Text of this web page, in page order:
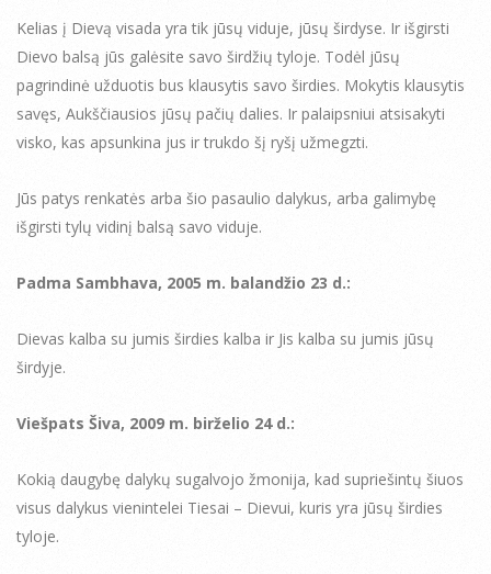
Kelias į Dievą visada yra tik jūsų viduje, jūsų širdyse. Ir išgirsti
Dievo balsą jūs galėsite savo širdžių tyloje. Todėl jūsų
pagrindinė užduotis bus klausytis savo širdies. Mokytis klausytis
savęs, Aukščiausios jūsų pačių dalies. Ir palaipsniui atsisakyti
visko, kas apsunkina jus ir trukdo šį ryšį užmegzti.
Jūs patys renkatės arba šio pasaulio dalykus, arba galimybę
išgirsti tylų vidinį balsą savo viduje.
Padma Sambhava, 2005 m. balandžio 23 d.:
Dievas kalba su jumis širdies kalba ir Jis kalba su jumis jūsų
širdyje.
Viešpats Šiva, 2009 m. birželio 24 d.:
Kokią daugybę dalykų sugalvojo žmonija, kad supriešintų šiuos
visus dalykus vienintelei Tiesai – Dievui, kuris yra jūsų širdies
tyloje.